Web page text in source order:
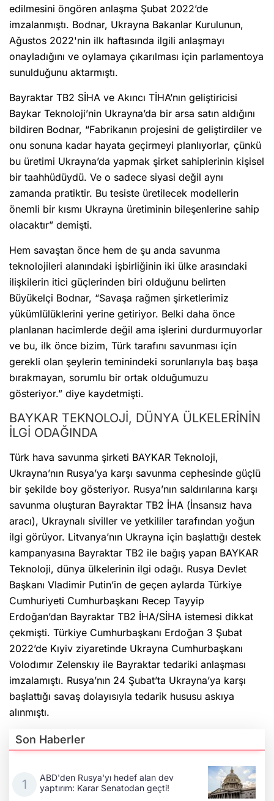
edilmesini öngören anlaşma Şubat 2022’de
imzalanmıştı. Bodnar, Ukrayna Bakanlar Kurulunun,
Ağustos 2022'nin ilk haftasında ilgili anlaşmayı
onayladığını ve oylamaya çıkarılması için parlamentoya
sunulduğunu aktarmıştı.
Bayraktar TB2 SİHA ve Akıncı TİHA’nın geliştiricisi
Baykar Teknoloji’nin Ukrayna’da bir arsa satın aldığını
bildiren Bodnar, “Fabrikanın projesini de geliştirdiler ve
onu sonuna kadar hayata geçirmeyi planlıyorlar, çünkü
bu üretimi Ukrayna’da yapmak şirket sahiplerinin kişisel
bir taahhüdüydü. Ve o sadece siyasi değil aynı
zamanda pratiktir. Bu tesiste üretilecek modellerin
önemli bir kısmı Ukrayna üretiminin bileşenlerine sahip
olacaktır” demişti.
Hem savaştan önce hem de şu anda savunma
teknolojileri alanındaki işbirliğinin iki ülke arasındaki
ilişkilerin itici güçlerinden biri olduğunu belirten
Büyükelçi Bodnar, “Savaşa rağmen şirketlerimiz
yükümlülüklerini yerine getiriyor. Belki daha önce
planlanan hacimlerde değil ama işlerini durdurmuyorlar
ve bu, ilk önce bizim, Türk tarafını savunması için
gerekli olan şeylerin teminindeki sorunlarıyla baş başa
bırakmayan, sorumlu bir ortak olduğumuzu
gösteriyor.” diye kaydetmişti.
BAYKAR TEKNOLOJİ, DÜNYA ÜLKELERİNİN
İLGİ ODAĞINDA
Türk hava savunma şirketi BAYKAR Teknoloji,
Ukrayna’nın Rusya’ya karşı savunma cephesinde güçlü
bir şekilde boy gösteriyor. Rusya’nın saldırılarına karşı
savunma oluşturan Bayraktar TB2 İHA (İnsansız hava
aracı), Ukraynalı siviller ve yetkililer tarafından yoğun
ilgi görüyor. Litvanya’nın Ukrayna için başlattığı destek
kampanyasına Bayraktar TB2 ile bağış yapan BAYKAR
Teknoloji, dünya ülkelerinin ilgi odağı. Rusya Devlet
Başkanı Vladimir Putin’in de geçen aylarda Türkiye
Cumhuriyeti Cumhurbaşkanı Recep Tayyip
Erdoğan’dan Bayraktar TB2 İHA/SİHA istemesi dikkat
çekmişti. Türkiye Cumhurbaşkanı Erdoğan 3 Şubat
2022’de Kıyiv ziyaretinde Ukrayna Cumhurbaşkanı
Volodımır Zelenskıy ile Bayraktar tedariki anlaşması
imzalamıştı. Rusya’nın 24 Şubat’ta Ukrayna’ya karşı
başlattığı savaş dolayısıyla tedarik hususu askıya
alınmıştı.
Son Haberler
ABD'den Rusya'yı hedef alan dev
yaptırım: Karar Senatodan geçti!